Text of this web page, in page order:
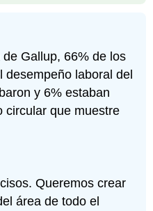
Gallup, 66% de los
laboral del
y 6% estaban
circular que muestre
Queremos crear
área de todo el